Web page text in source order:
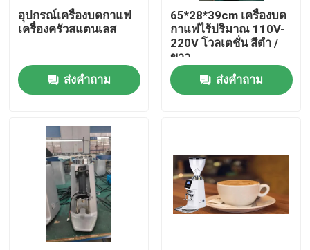
ทัวร์โรงงาน
ควบคุมคุณภาพ
เครื่องบดเมล็ดกาแฟ
เครื่องบดกาแฟเสี้ยน
อุปกรณ์เครื่องบดกาแฟ
เครื่องครัวสแตนเลส
ส่งคำถาม
65*28*39cm เครื่องบด
กาแฟไร้ปริมาณ 110V-
220V โวลเตชั่น สีดํา /
ขาว
ส่งคำถาม